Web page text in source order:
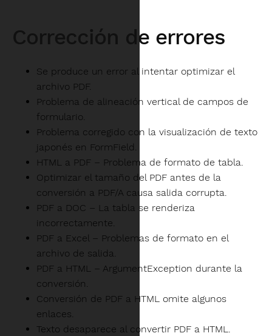
Corrección de errores
Se produce un error al intentar optimizar el
archivo PDF.
Problema de alineación vertical de campos de
formulario.
Problema corregido con la visualización de texto
japonés en FormField.
HTML a PDF – Problema de formato de tabla.
Optimizar el tamaño del PDF antes de la
conversión a PDF/A causa salida corrupta.
PDF a DOC – La tabla se renderiza
incorrectamente.
PDF a Excel – Problemas de formato en el
archivo de salida.
PDF a HTML – ArgumentException durante la
conversión.
Conversión de PDF a HTML omite algunos
enlaces.
Texto desaparece al convertir PDF a HTML.